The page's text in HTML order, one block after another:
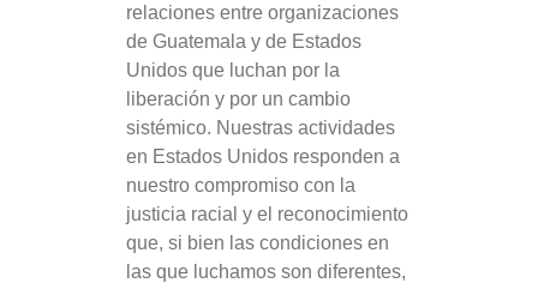
relaciones entre organizaciones
de Guatemala y de Estados
Unidos que luchan por la
liberación y por un cambio
sistémico. Nuestras actividades
en Estados Unidos responden a
nuestro compromiso con la
justicia racial y el reconocimiento
que, si bien las condiciones en
las que luchamos son diferentes,